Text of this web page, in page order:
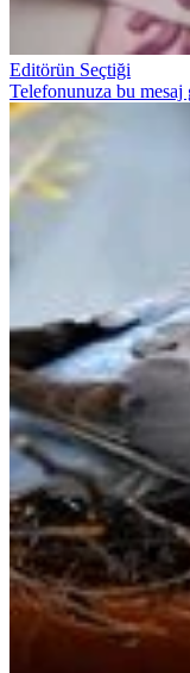
Editörün Seçtiği
Telefonunuza bu